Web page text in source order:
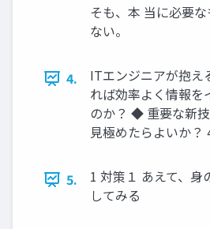
そも、本 当に必要
ない。
4.
ITエンジニアが抱
れば効率よく情報を
のか？ ◆ 重要な新
見極めたらよいか？
5.
1 対策１ あえて、身
してみる